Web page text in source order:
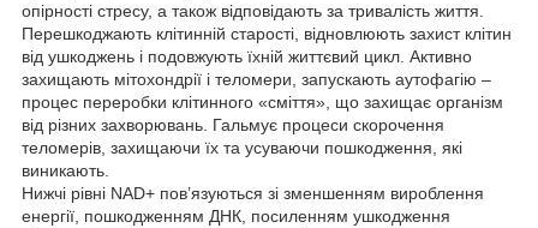
опірності стресу, а також відповідають за тривалість життя.
Перешкоджають клітинній старості, відновлюють захист клітин
від ушкоджень і подовжують їхній життєвий цикл. Активно
захищають мітохондрії і теломери, запускають аутофагію –
процес переробки клітинного «сміття», що захищає організм
від різних захворювань. Гальмує процеси скорочення
теломерів, захищаючи їх та усуваючи пошкодження, які
виникають.
Нижчі рівні NAD+ пов’язуються зі зменшенням вироблення
енергії, пошкодженням ДНК, посиленням ушкодження